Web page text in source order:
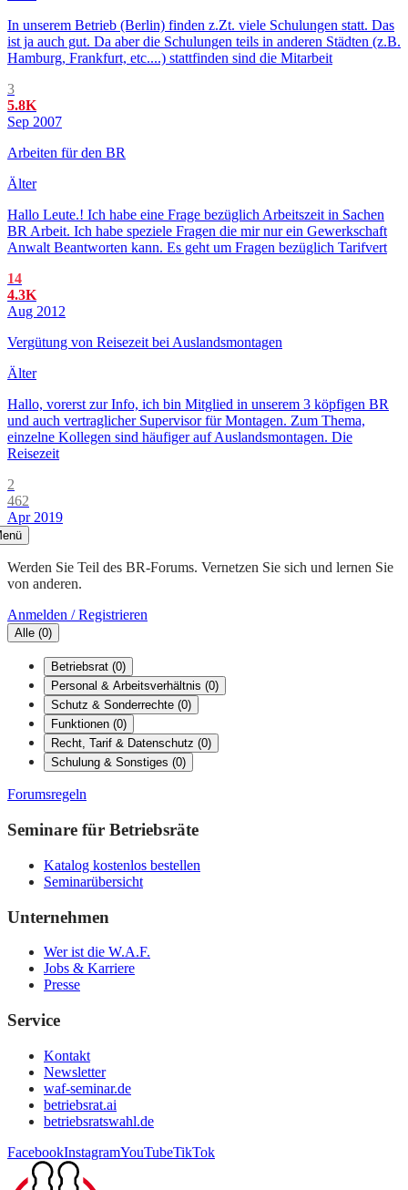
In unserem Betrieb (Berlin) finden z.Zt. viele Schulungen statt. Das
ist ja auch gut. Da aber die Schulungen teils in anderen Städten (z.B.
Hamburg, Frankfurt, etc....) stattfinden sind die Mitarbeit
3
5.8K
Sep 2007
Arbeiten für den BR
Älter
Hallo Leute.! Ich habe eine Frage bezüglich Arbeitszeit in Sachen
BR Arbeit. Ich habe speziele Fragen die mir nur ein Gewerkschaft
Anwalt Beantworten kann. Es geht um Fragen bezüglich Tarifvert
14
4.3K
Aug 2012
Vergütung von Reisezeit bei Auslandsmontagen
Älter
Hallo, vorerst zur Info, ich bin Mitglied in unserem 3 köpfigen BR
und auch vertraglicher Supervisor für Montagen. Zum Thema,
einzelne Kollegen sind häufiger auf Auslandsmontagen. Die
Reisezeit
2
462
Apr 2019
Werden Sie Teil des BR-Forums. Vernetzen Sie sich und lernen Sie
von anderen.
Anmelden / Registrieren
Alle (0)
Betriebsrat (0)
Personal & Arbeitsverhältnis (0)
Schutz & Sonderrechte (0)
Funktionen (0)
Recht, Tarif & Datenschutz (0)
Schulung & Sonstiges (0)
Forumsregeln
Seminare für Betriebsräte
Katalog kostenlos bestellen
Seminarübersicht
Unternehmen
Wer ist die W.A.F.
Jobs & Karriere
Presse
Service
Kontakt
Newsletter
waf-seminar.de
betriebsrat.ai
betriebsratswahl.de
FacebookInstagramYouTubeTikTok